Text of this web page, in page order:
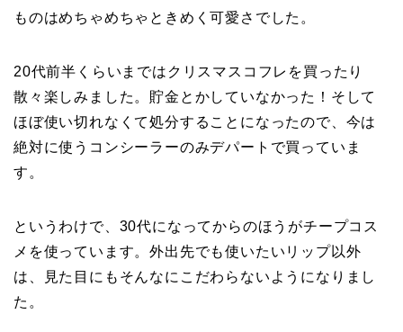
ものはめちゃめちゃときめく可愛さでした。
20代前半くらいまではクリスマスコフレを買ったり
散々楽しみました。貯金とかしていなかった！そして
ほぼ使い切れなくて処分することになったので、今は
絶対に使うコンシーラーのみデパートで買っていま
す。
というわけで、30代になってからのほうがチープコス
メを使っています。外出先でも使いたいリップ以外
は、見た目にもそんなにこだわらないようになりまし
た。